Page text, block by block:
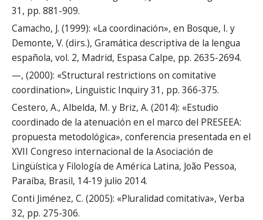
31, pp. 881-909.
Camacho, J. (1999): «La coordinación», en Bosque, I. y
Demonte, V. (dirs.), Gramática descriptiva de la lengua
española, vol. 2, Madrid, Espasa Calpe, pp. 2635-2694.
—, (2000): «Structural restrictions on comitative
coordination», Linguistic Inquiry 31, pp. 366-375.
Cestero, A., Albelda, M. y Briz, A. (2014): «Estudio
coordinado de la atenuación en el marco del PRESEEA:
propuesta metodológica», conferencia presentada en el
XVII Congreso internacional de la Asociación de
Lingüística y Filología de América Latina, João Pessoa,
Paraíba, Brasil, 14-19 julio 2014.
Conti Jiménez, C. (2005): «Pluralidad comitativa», Verba
32, pp. 275-306.